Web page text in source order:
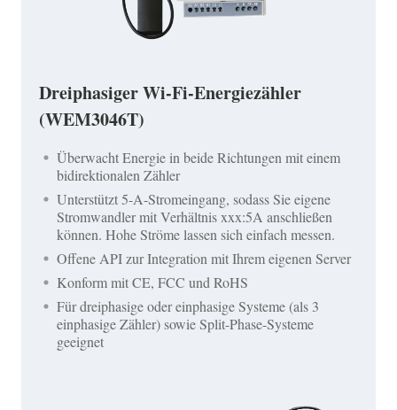
Dreiphasiger Wi-Fi-Energiezähler
(WEM3046T)
Überwacht Energie in beide Richtungen mit einem
bidirektionalen Zähler
Unterstützt 5-A-Stromeingang, sodass Sie eigene
Stromwandler mit Verhältnis xxx:5A anschließen
können. Hohe Ströme lassen sich einfach messen.
Offene API zur Integration mit Ihrem eigenen Server
Konform mit CE, FCC und RoHS
Für dreiphasige oder einphasige Systeme (als 3
einphasige Zähler) sowie Split-Phase-Systeme
geeignet